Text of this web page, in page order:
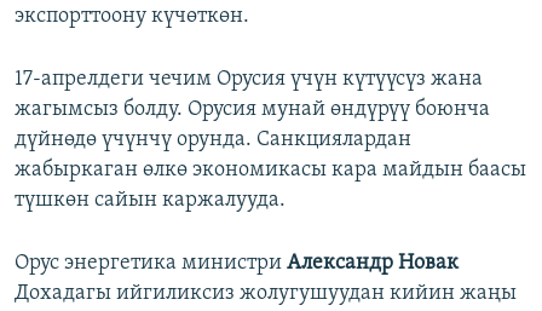
экспорттоону күчөткөн.
17-апрелдеги чечим Орусия үчүн күтүүсүз жана
жагымсыз болду. Орусия мунай өндүрүү боюнча
дүйнөдө үчүнчү орунда. Санкциялардан
жабыркаган өлкө экономикасы кара майдын баасы
түшкөн сайын каржалууда.
Орус энергетика министри Александр Новак
Дохадагы ийгиликсиз жолугушуудан кийин жаңы